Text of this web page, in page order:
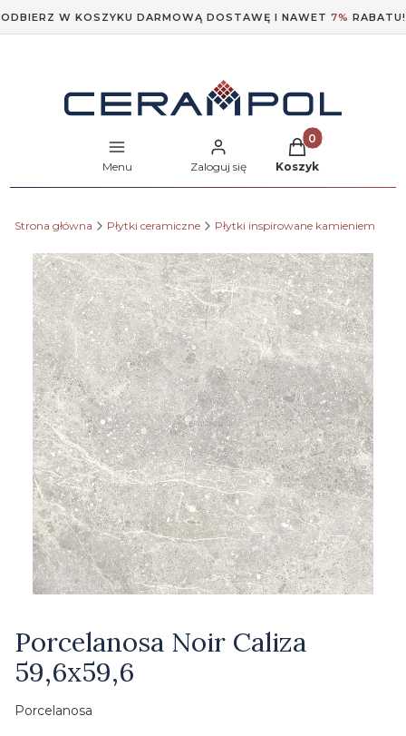
ODBIERZ W KOSZYKU DARMOWĄ DOSTAWĘ I NAWET 7% RABATU!
Menu Zaloguj się
Produkty w
Koszyk
Strona główna Płytki ceramiczne Płytki inspirowane kamieniem
Porcelanosa Noir Caliza
59,6x59,6
Porcelanosa